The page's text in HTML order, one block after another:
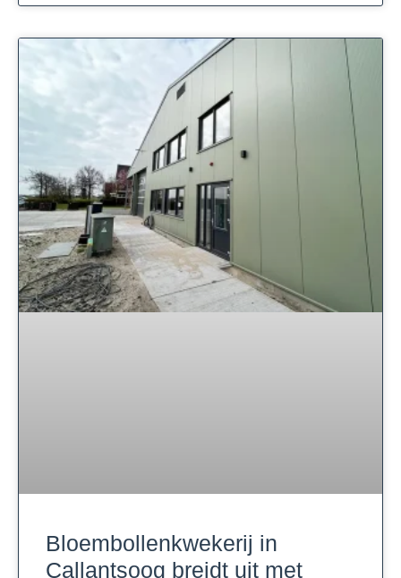
Bloembollenkwekerij in
Callantsoog breidt uit met